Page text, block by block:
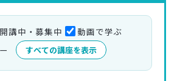
開講中・募集中
動画で学ぶ
すべての講座を表示